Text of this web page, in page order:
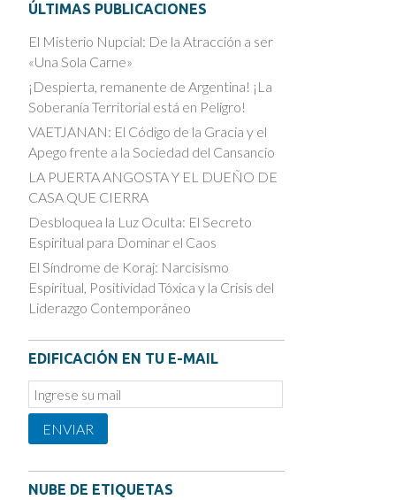
ÚLTIMAS PUBLICACIONES
El Misterio Nupcial: De la Atracción a ser
«Una Sola Carne»
¡Despierta, remanente de Argentina! ¡La
Soberanía Territorial está en Peligro!
VAETJANAN: El Código de la Gracia y el
Apego frente a la Sociedad del Cansancio
LA PUERTA ANGOSTA Y EL DUEÑO DE
CASA QUE CIERRA
Desbloquea la Luz Oculta: El Secreto
Espiritual para Dominar el Caos
El Síndrome de Koraj: Narcisismo
Espiritual, Positividad Tóxica y la Crisis del
Liderazgo Contemporáneo
EDIFICACIÓN EN TU E-MAIL
Email
Subscription
ENVIAR
NUBE DE ETIQUETAS